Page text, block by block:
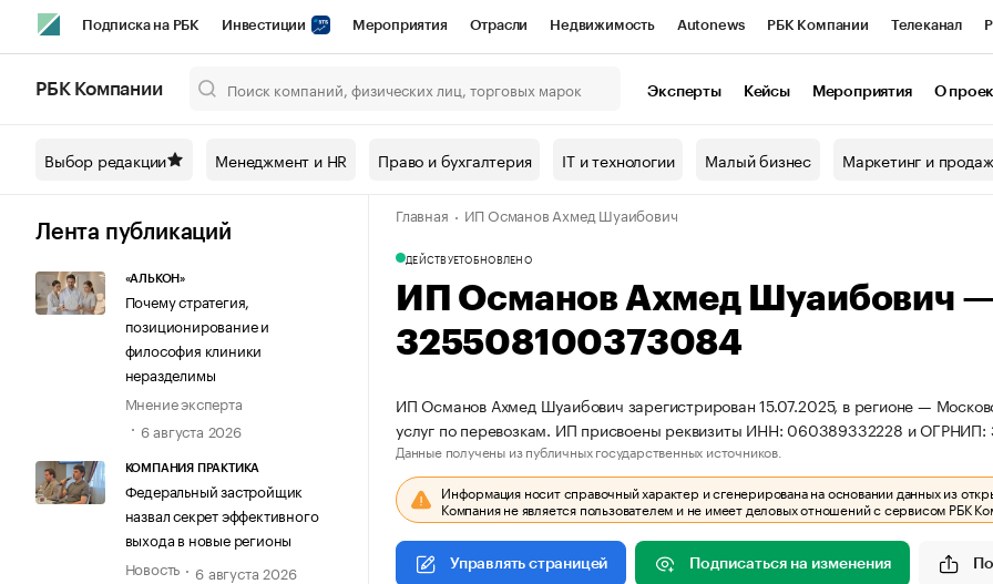
Подписка на РБК Инвестиции Мероприятия Отрасли Недвижимость Autonews РБК Компании Телеканал
Спецпроекты СПб Конференции СПб Спецпроекты Проверка контрагентов
Технологии и медиа Рынок наличной валюты
РБК Компании Эксперты Кейсы Мероприятия О
Выбор редакции Менеджмент и HR Право и бухгалтерия IT и технологии Малый бизнес Маркетинг и
Лента публикаций
«АЛЬКОН»
Почему стратегия,
позиционирование и
философия клиники
неразделимы
Мнение эксперта
6 августа 2026
КОМПАНИЯ ПРАКТИКА
Федеральный застройщик
назвал секрет эффективного
выхода в новые регионы
Новость
6 августа 2026
Главная ИП Османов Ахмед Шуаибович
ДЕЙСТВУЕТОБНОВЛЕНО
ИП Османов Ахмед Шуаибович
325508100373084
ИП Османов Ахмед Шуаибович зарегистрирован 15.07.2025, в регионе —
услуг по перевозкам. ИП присвоены реквизиты ИНН: 060389332228 и
Данные получены из публичных государственных источников.
Информация носит справочный характер и сгенерирована на основании данных из
Компания не является пользователем и не имеет деловых отношений с сервисом РБК
Управлять страницей Подписаться на изменения